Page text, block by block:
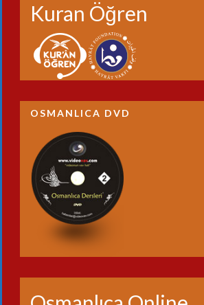
Kuran Öğren
OSMANLICA DVD